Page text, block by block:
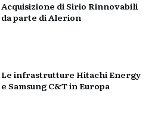
Acquisizione di Sirio Rinnovabili
da parte di Alerion
Le infrastrutture Hitachi Energy
e Samsung C&T in Europa